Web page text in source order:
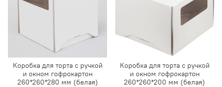
Коробка для торта с ручкой
и окном гофрокартон
260*260*280 мм (белая)
Коробка для торта с ручкой
и окном гофрокартон
260*260*200 мм (белая)